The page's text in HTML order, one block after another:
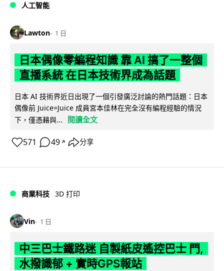
人工智能
Lawton 1 日
日本偶像零編程知識 靠 AI 搞了一整個
直播系統 在日本技術界成為話題
日本 AI 技術界近日出現了一個引發廣泛討論的熱門話題：日本
偶像前 Juice=Juice 成員宮本佳林在完全沒有編程經驗的情況
下，僅憑藉與...
閱讀全文
571 49 ↗ 分享
商業科技 3D 打印
Vin 1 日
中三巴士鐵路迷 自製紙皮遙控巴士 門,
水撥識郁 + 實時GPS報站